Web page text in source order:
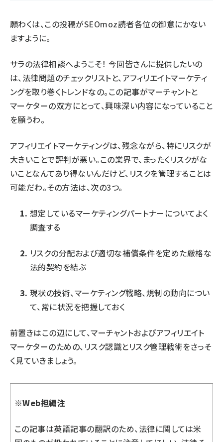
願わくは、この投稿がSEOmoz読者各位の御意にかない
ますように。
サラの法律相談へようこそ！ 今回皆さんに提供したいの
は、法律問題のチェックリストと、アフィリエイトマーケティ
ングを取り巻くトレンドなの。この記事がマーチャントと
マーケターの双方にとって、興味深い内容になっていること
を願うわ。
アフィリエイトマーケティングは、残念ながら、特にリスクが
大きいことで評判が悪い。この業界で、まったくリスクがな
いことなんてあり得ないんだけど、リスクを管理することは
可能だわ。その方法は、次の3つ。
想定しているマーケティングパートナーについてよく
調査する
リスクの分配および適切な補償条件を定めた厳格な
法的契約を結ぶ
現状の技術、マーケティング戦略、規制の動向につい
て、常に状況を把握しておく
前置きはこの辺にして、マーチャントおよびアフィリエイト
マーケターのための、リスク認識とリスク管理戦術をさっそ
く見ていきましょう。
※Web担編注
この記事は英語記事の翻訳のため、法律に関しては米